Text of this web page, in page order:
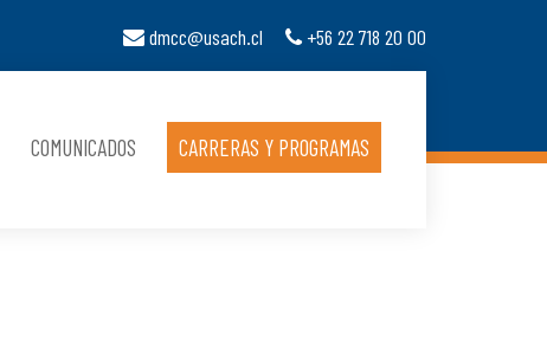
dmcc@usach.cl +56 22 718 20 00
COMUNICADOS CARRERAS Y PROGRAMAS